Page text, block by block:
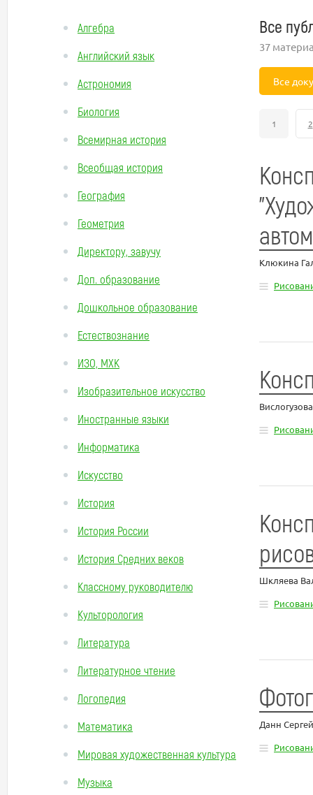
Алгебра
Английский язык
Астрономия
Биология
Всемирная история
Всеобщая история
География
Геометрия
Директору, завучу
Доп. образование
Дошкольное образование
Естествознание
ИЗО, МХК
Изобразительное искусство
Иностранные языки
Информатика
Искусство
История
История России
История Средних веков
Классному руководителю
Культорология
Литература
Литературное чтение
Логопедия
Математика
Мировая художественная культура
Музыка
Все
37
Все
1 2
Клюкина
Шкляева
Данн Сергей